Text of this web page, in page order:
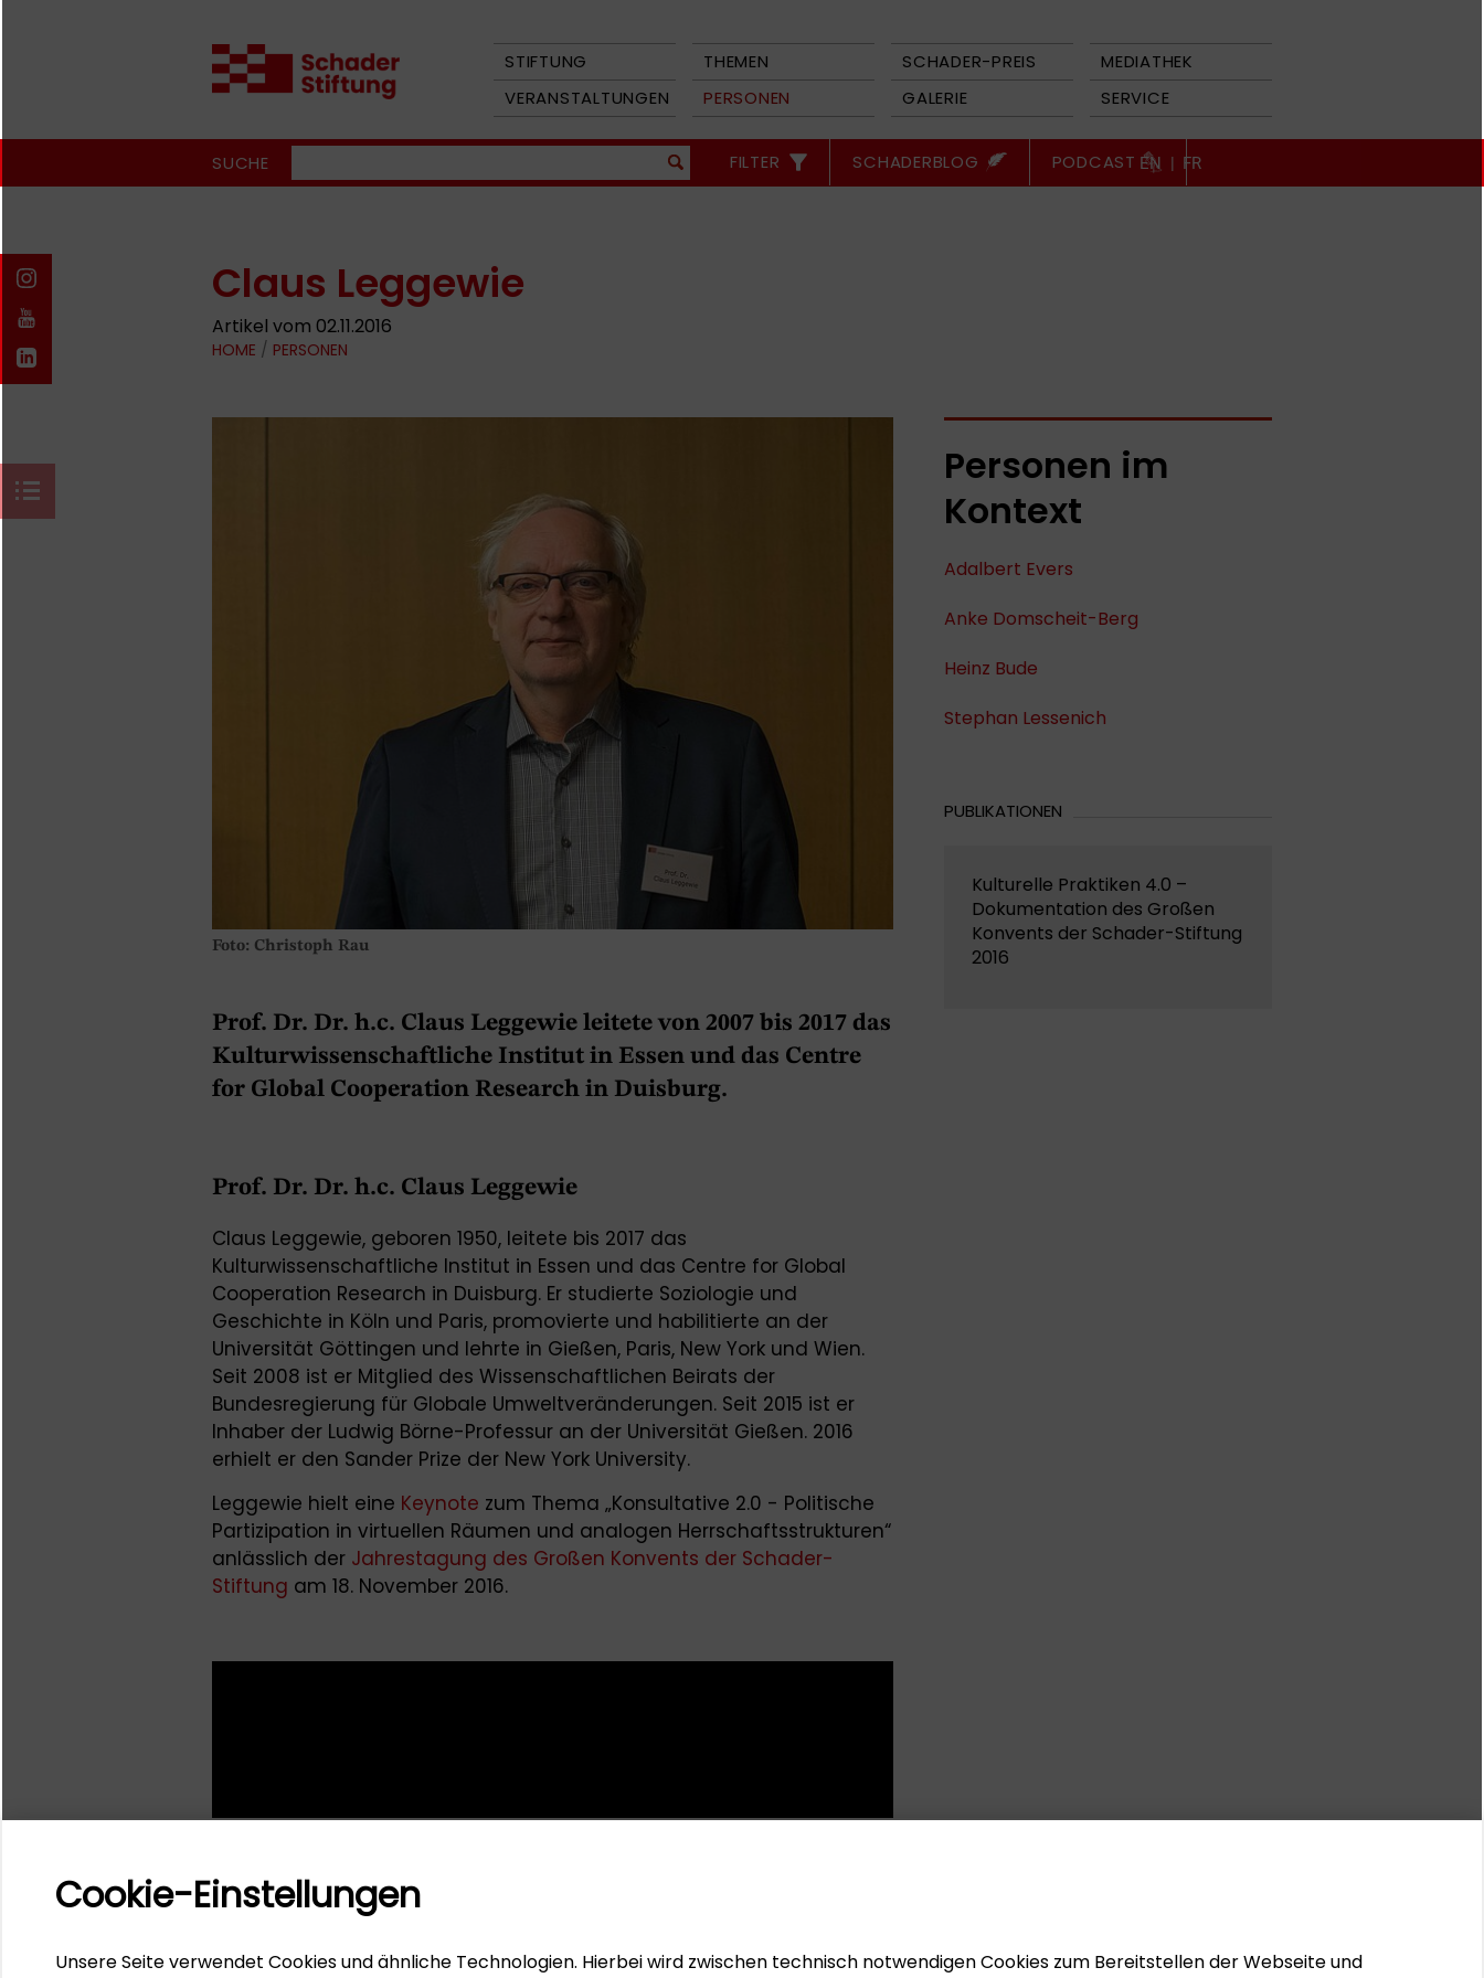
STIFTUNG THEMEN SCHADER-PREIS
MEDIATHEK
VERANSTALTUNGEN
PERSONEN GALERIE SERVICE
SUCHE FILTER SCHADERBLOG PODCAST EN | FR
Claus Leggewie
Artikel vom 02.11.2016
HOME / PERSONEN
Foto: Christoph Rau
Prof. Dr. Dr. h.c. Claus Leggewie leitete von 2007 bis 2017 das
Kulturwissenschaftliche Institut in Essen und das Centre
for Global Cooperation Research in Duisburg.
Prof. Dr. Dr. h.c. Claus Leggewie
Claus Leggewie, geboren 1950, leitete bis 2017 das
Kulturwissenschaftliche Institut in Essen und das Centre for Global
Cooperation Research in Duisburg. Er studierte Soziologie und
Geschichte in Köln und Paris, promovierte und habilitierte an der
Universität Göttingen und lehrte in Gießen, Paris, New York und Wien.
Seit 2008 ist er Mitglied des Wissenschaftlichen Beirats der
Bundesregierung für Globale Umweltveränderungen. Seit 2015 ist er
Inhaber der Ludwig Börne-Professur an der Universität Gießen. 2016
erhielt er den Sander Prize der New York University.
Leggewie hielt eine Keynote zum Thema „Konsultative 2.0 - Politische
Partizipation in virtuellen Räumen und analogen Herrschaftsstrukturen“
anlässlich der Jahrestagung des Großen Konvents der Schader-
Stiftung am 18. November 2016.
Personen im
Kontext
Adalbert Evers
Anke Domscheit-Berg
Heinz Bude
Stephan Lessenich
PUBLIKATIONEN
Kulturelle Praktiken 4.0 –
Dokumentation des Großen
Konvents der Schader-Stiftung
2016
Cookie-Einstellungen
Unsere Seite verwendet Cookies und ähnliche Technologien. Hierbei wird zwischen technisch notwendigen Cookies zum Bereitstellen der Webseite und